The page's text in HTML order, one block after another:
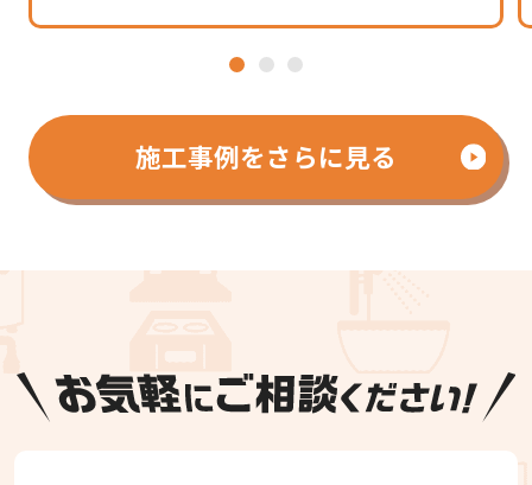
1 2 3
施工事例をさらに見る